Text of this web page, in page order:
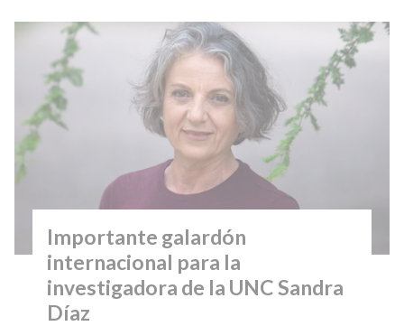
Importante galardón
internacional para la
investigadora de la UNC Sandra
Díaz